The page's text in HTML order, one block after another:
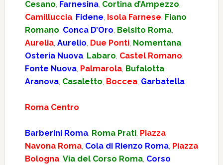
Cesano, Farnesina, Cortina d’Ampezzo,
Camilluccia, Fidene, Isola Farnese, Fiano
Romano, Conca D’Oro, Belsito Roma,
Aurelia, Aurelio, Due Ponti, Nomentana,
Osteria Nuova, Labaro, Castel Romano,
Fonte Nuova, Palmarola, Bufalotta,
Aranova, Casaletto, Boccea, Garbatella
Roma Centro
Barberini Roma, Roma Prati, Piazza
Navona Roma, Cola di Rienzo Roma, Piazza
Bologna, Via del Corso Roma, Corso